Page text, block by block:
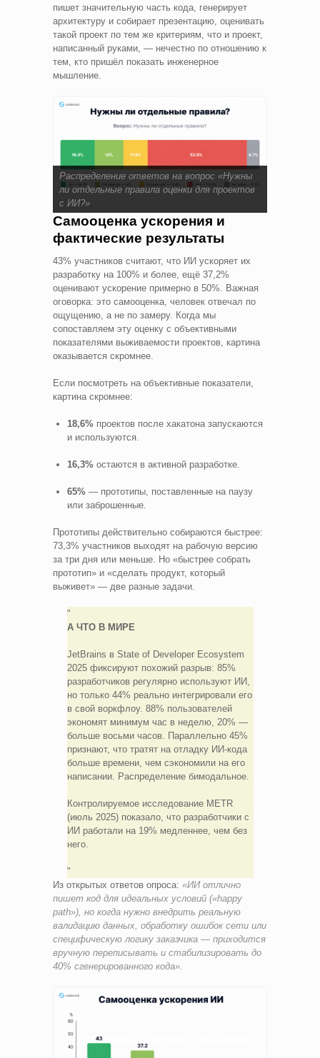
пишет значительную часть кода, генерирует
архитектуру и собирает презентацию, оценивать
такой проект по тем же критериям, что и проект,
написанный руками, — нечестно по отношению к
тем, кто пришёл показать инженерное
мышление.
Распределение ответов на вопрос «Нужны
ли отдельные правила оценки для проектов
с ИИ?»
Самооценка ускорения и
фактические результаты
43% участников считают, что ИИ ускоряет их
разработку на 100% и более, ещё 37,2%
оценивают ускорение примерно в 50%. Важная
оговорка: это самооценка, человек отвечал по
ощущению, а не по замеру. Когда мы
сопоставляем эту оценку с объективными
показателями выживаемости проектов, картина
оказывается скромнее.
Если посмотреть на объективные показатели,
картина скромнее:
18,6% проектов после хакатона запускаются
и используются.
16,3% остаются в активной разработке.
65% — прототипы, поставленные на паузу
или заброшенные.
Прототипы действительно собираются быстрее:
73,3% участников выходят на рабочую версию
за три дня или меньше. Но «быстрее собрать
прототип» и «сделать продукт, который
выживет» — две разные задачи.
А ЧТО В МИРЕ
JetBrains в State of Developer Ecosystem
2025 фиксируют похожий разрыв: 85%
разработчиков регулярно используют ИИ,
но только 44% реально интегрировали его
в свой воркфлоу. 88% пользователей
экономят минимум час в неделю, 20% —
больше восьми часов. Параллельно 45%
признают, что тратят на отладку ИИ-кода
больше времени, чем сэкономили на его
написании. Распределение бимодальное.
Контролируемое исследование METR
(июль 2025) показало, что разработчики с
ИИ работали на 19% медленнее, чем без
него.
Из открытых ответов опроса: «ИИ отлично
пишет код для идеальных условий («happy
path»), но когда нужно внедрить реальную
валидацию данных, обработку ошибок сети или
специфическую логику заказчика — приходится
вручную переписывать и стабилизировать до
40% сгенерированного кода».